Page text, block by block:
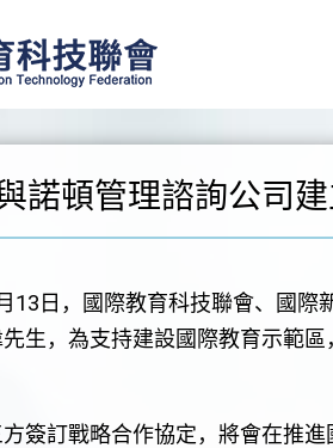
諾頓管理諮詢公司
日，國際教育科技聯會、國際
生，為支持建設國際教育示範
訂戰略合作協定，將會在推進